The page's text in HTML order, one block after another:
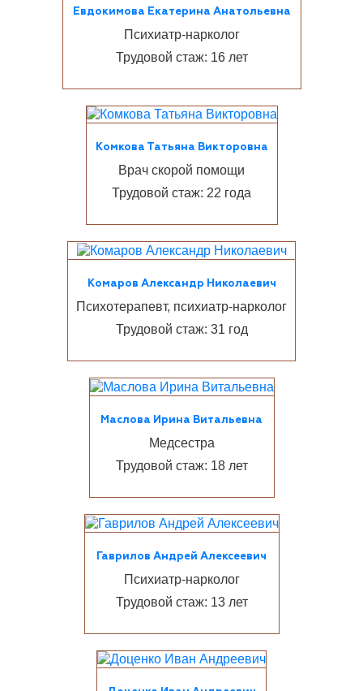
Евдокимова Екатерина Анатольевна
Психиатр-нарколог
Трудовой стаж: 16 лет
Комкова Татьяна Викторовна
Врач скорой помощи
Трудовой стаж: 22 года
Комаров Александр Николаевич
Психотерапевт, психиатр-нарколог
Трудовой стаж: 31 год
Маслова Ирина Витальевна
Медсестра
Трудовой стаж: 18 лет
Гаврилов Андрей Алексеевич
Психиатр-нарколог
Трудовой стаж: 13 лет